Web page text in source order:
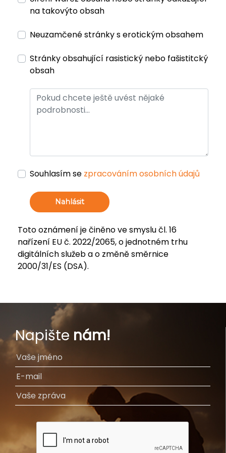
na takovýto obsah
Neuzamčené stránky s erotickým obsahem
Stránky obsahující rasistický nebo fašistitcký
obsah
Souhlasím se zpracováním osobních údajů
Nahlásit
Toto oznámení je činěno ve smyslu čl. 16
nařízení EU č. 2022/2065, o jednotném trhu
digitálních služeb a o změně směrnice
2000/31/ES (DSA).
Napište nám!